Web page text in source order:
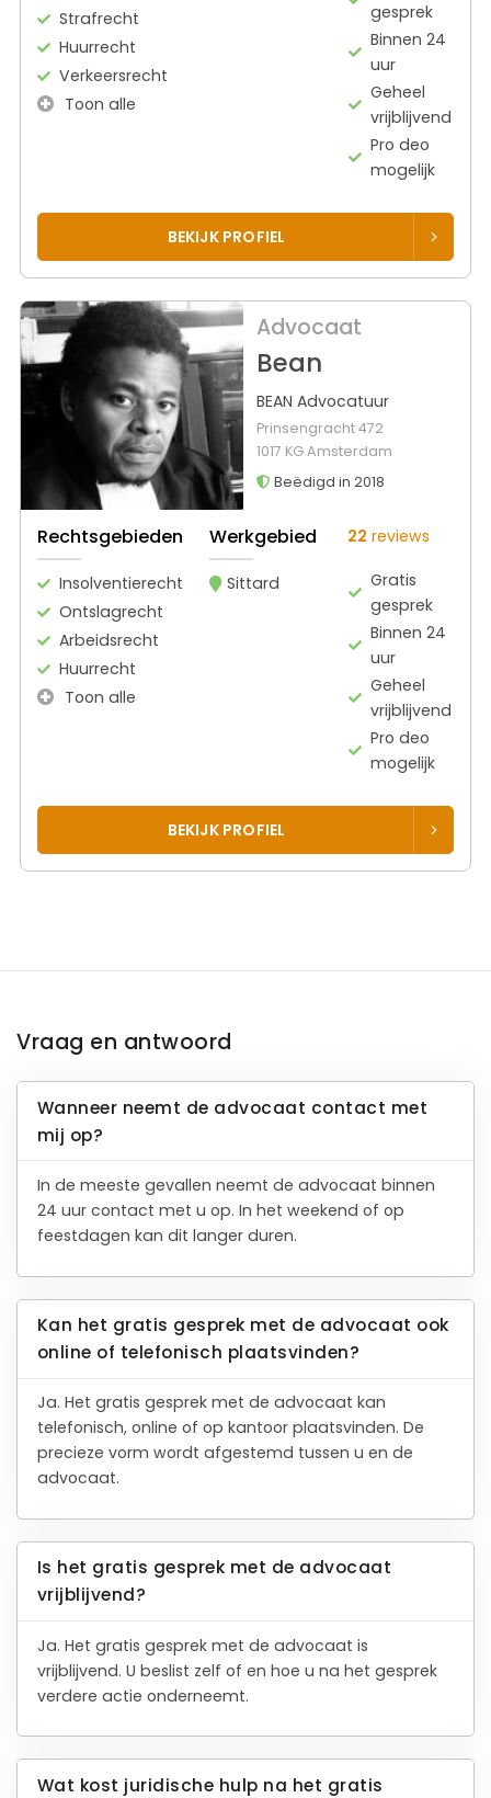
Strafrecht
Huurrecht
Verkeersrecht
Toon alle
gesprek
Binnen 24
uur
Geheel
vrijblijvend
Pro deo
mogelijk
BEKIJK PROFIEL
Advocaat
Bean
BEAN Advocatuur
Prinsengracht 472
1017 KG Amsterdam
Beëdigd in 2018
Rechtsgebieden
Insolventierecht
Ontslagrecht
Arbeidsrecht
Huurrecht
Toon alle
Werkgebied
Sittard
22 reviews
Gratis
gesprek
Binnen 24
uur
Geheel
vrijblijvend
Pro deo
mogelijk
BEKIJK PROFIEL
Vraag en antwoord
Wanneer neemt de advocaat contact met
mij op?
In de meeste gevallen neemt de advocaat binnen
24 uur contact met u op. In het weekend of op
feestdagen kan dit langer duren.
Kan het gratis gesprek met de advocaat ook
online of telefonisch plaatsvinden?
Ja. Het gratis gesprek met de advocaat kan
telefonisch, online of op kantoor plaatsvinden. De
precieze vorm wordt afgestemd tussen u en de
advocaat.
Is het gratis gesprek met de advocaat
vrijblijvend?
Ja. Het gratis gesprek met de advocaat is
vrijblijvend. U beslist zelf of en hoe u na het gesprek
verdere actie onderneemt.
Wat kost juridische hulp na het gratis